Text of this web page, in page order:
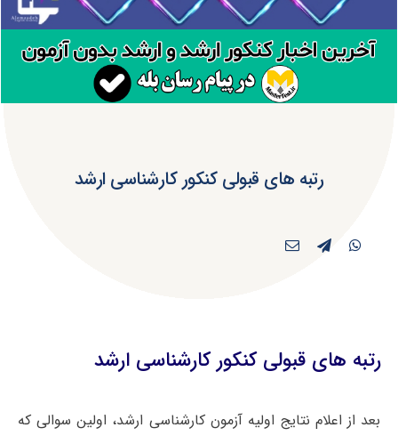
رتبه های قبولی کنکور کارشناسی ارشد
رتبه های قبولی کنکور کارشناسی ارشد
بعد از اعلام نتایج اولیه آزمون کارشناسی ارشد، اولین سوالی که